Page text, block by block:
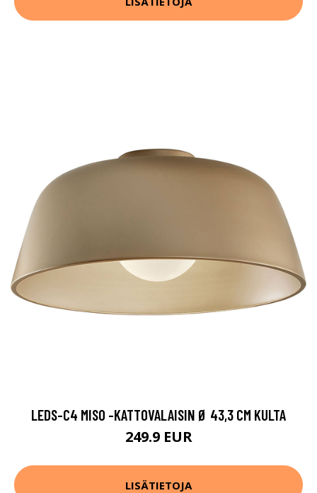
LEDS-C4 MISO -KATTOVALAISIN Ø 43,3 CM KULTA
249.9 EUR
LISÄTIETOJA